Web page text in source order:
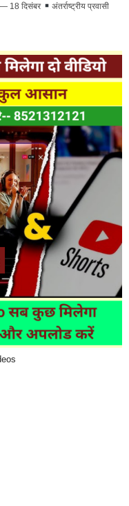
— 18 दिसंबर
अंतर्राष्ट्रीय प्रवासी